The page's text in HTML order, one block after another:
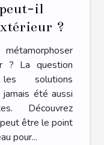
peut-il
?
? La question
solutions
jamais été aussi
Découvrez
être le point
pour...